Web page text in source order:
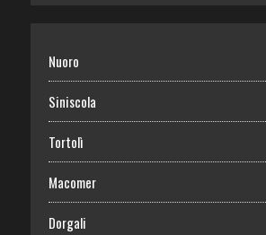
Nuoro
Siniscola
Tortolì
Macomer
Dorgali